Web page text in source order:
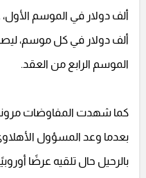
ألف دولار في كل موسم، ليصل
الموسم الرابع من العقد.
كما شهدت المفاوضات مرونة
بعدما وعد المسؤول
بالرحيل حال تلقيه عرضًا